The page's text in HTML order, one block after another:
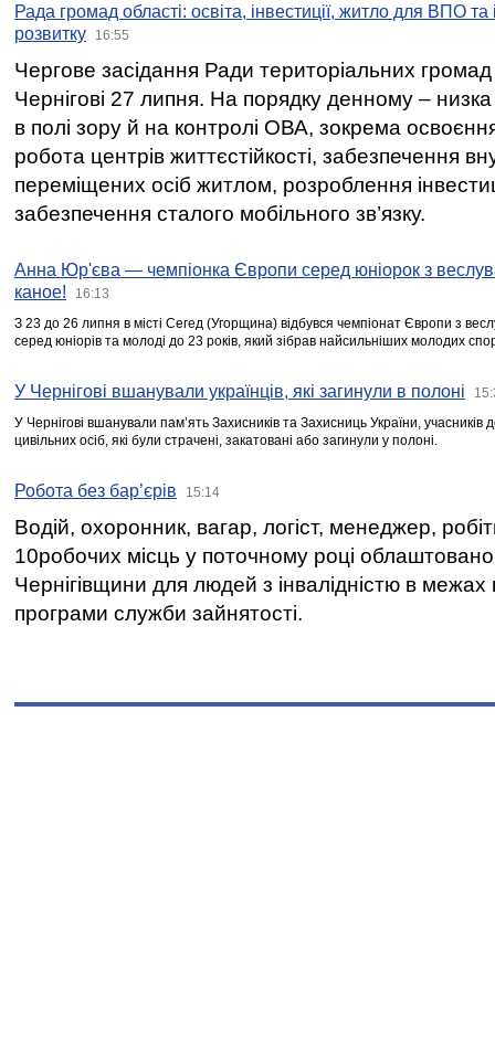
Рада громад області: освіта, інвестиції, житло для ВПО
розвитку
16:55
Чергове засідання Ради територіальних громад
Чернігові 27 липня. На порядку денному –
в полі зору й на контролі ОВА, зокрема освоєння
робота центрів життєстійкості, забезпечення
переміщених осіб житлом, розроблення
забезпечення сталого мобільного зв’язку.
Анна Юр'єва — чемпіонка Європи серед юніорок з
каное!
16:13
З 23 до 26 липня в місті Сегед (Угорщина) відбувся чемпіонат Європи з
серед юніорів та молоді до 23 років, який зібрав найсильніших молодих
У Чернігові вшанували українців, які загинули в полоні
У Чернігові вшанували пам’ять Захисників та Захисниць України,
цивільних осіб, які були страчені, закатовані або загинули у полоні.
Робота без бар’єрів 15:14
Водій, охоронник, вагар, логіст, менеджер,
10робочих місць у поточному році
Чернігівщини для людей з інвалідністю в межах
програми служби зайнятості.